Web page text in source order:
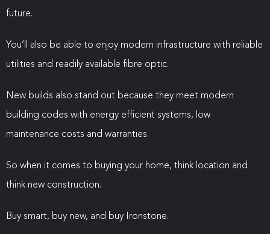
future.
You’ll also be able to enjoy modern infrastructure with reliable
utilities and readily available fibre optic.
New builds also stand out because they meet modern
building codes with energy efficient systems, low
maintenance costs and warranties.
So when it comes to buying your home, think location and
think new construction.
Buy smart, buy new, and buy Ironstone.